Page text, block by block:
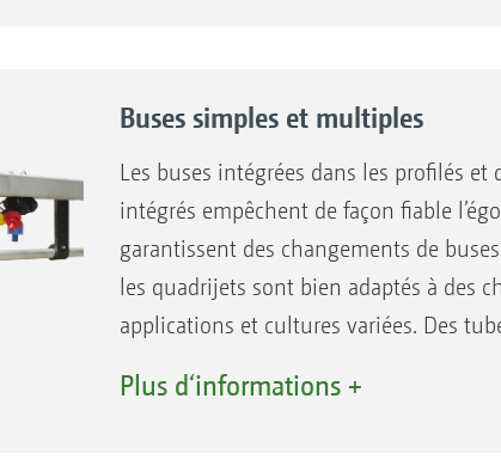
Buses simples et multiples
Les buses intégrées dans les profilés
intégrés empêchent de façon fiable
garantissent des changements de
les quadrijets sont bien adaptés à des
applications et cultures variées. Des
longues buses à injection et des porte-
Plus d‘informations +